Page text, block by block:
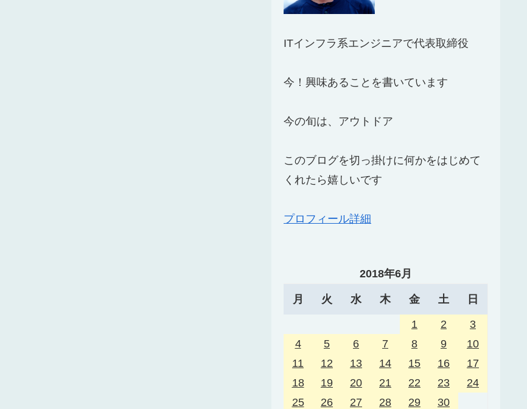
ITインフラ系エンジニアで代表取締役
今！興味あることを書いています
今の旬は、アウトドア
このブログを切っ掛けに何かをはじめて
くれたら嬉しいです
プロフィール詳細
2018年6月
月 火 水 木 金 土 日
1 2
3
4
5 6 7 8 9
10
11
12 13 14 15 16
17
18
19 20 21 22 23
24
25
26 27 28 29 30